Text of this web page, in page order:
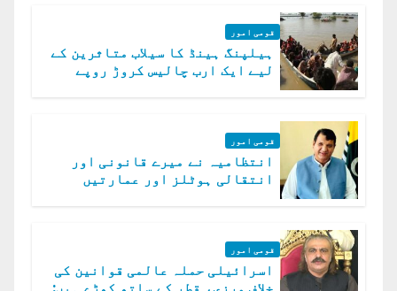
قومی امور
ہیلپنگ ہینڈ کا سیلاب متاثرین کے
لیے ایک ارب چالیس کروڑ روپے
قومی امور
انتظامیہ نے میرے قانونی اور
انتقالی ہوٹلز اور عمارتیں
قومی امور
اسرائیلی حملہ عالمی قوانین کی